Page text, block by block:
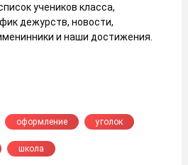
учеников класса,
дежурств, новости,
и наши достижения.
оформление уголок
школа